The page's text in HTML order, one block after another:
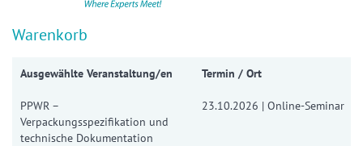
Warenkorb
Ausgewählte Veranstaltung/en Termin / Ort
PPWR –
Verpackungsspezifikation und
technische Dokumentation
23.10.2026 | Online-Seminar